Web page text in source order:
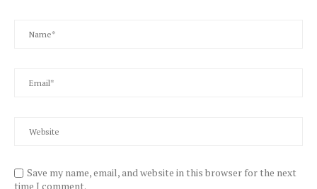
Save my name, email, and website in this browser for the next
time I comment.